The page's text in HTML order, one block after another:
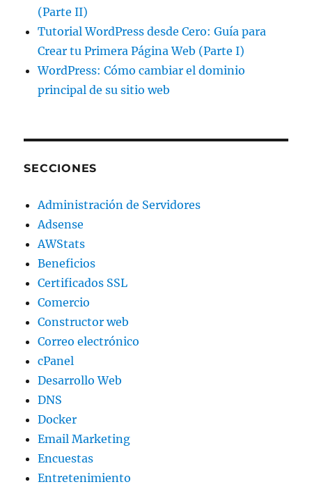
(Parte II)
Tutorial WordPress desde Cero: Guía para
Crear tu Primera Página Web (Parte I)
WordPress: Cómo cambiar el dominio
principal de su sitio web
SECCIONES
Administración de Servidores
Adsense
AWStats
Beneficios
Certificados SSL
Comercio
Constructor web
Correo electrónico
cPanel
Desarrollo Web
DNS
Docker
Email Marketing
Encuestas
Entretenimiento